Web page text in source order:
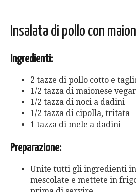
Insalata di pollo con
Ingredienti:
2 tazze di pollo cotto e
1/2 tazza di maionese
1/2 tazza di noci a dadini
1/2 tazza di cipolla, tritata
1 tazza di mele a dadini
Preparazione:
Unite tutti gli ingredienti
mescolate e mettete in